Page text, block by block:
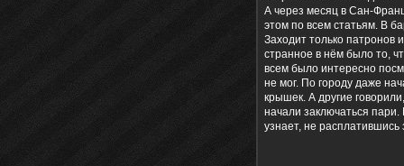
А через месяц в Сан-
этом по всем статьям. В
Заходит только патронов
странное в нём было то,
всем было интересно
не мог. По городу даже
крышек. А другие
начали заключаться
узнает, не